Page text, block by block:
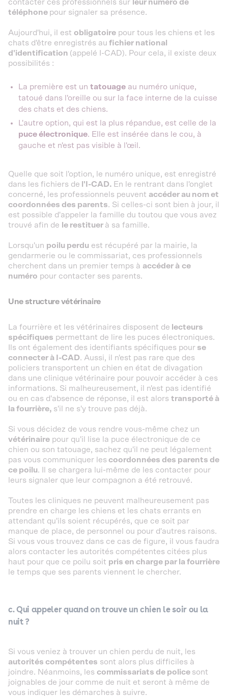
contacter ces professionnels sur leur numéro de
téléphone pour signaler sa présence.
Aujourd'hui, il est obligatoire pour tous les chiens et les
chats d'être enregistrés au fichier national
d'identification (appelé I-CAD). Pour cela, il existe deux
possibilités :
La première est un tatouage au numéro unique,
tatoué dans l'oreille ou sur la face interne de la cuisse
des chats et des chiens.
L'autre option, qui est la plus répandue, est celle de la
puce électronique. Elle est insérée dans le cou, à
gauche et n'est pas visible à l'œil.
Quelle que soit l'option, le numéro unique, est enregistré
dans les fichiers de l'I-CAD. En le rentrant dans l'onglet
concerné, les professionnels peuvent accéder au nom et
coordonnées des parents. Si celles-ci sont bien à jour, il
est possible d'appeler la famille du toutou que vous avez
trouvé afin de le restituer à sa famille.
Lorsqu'un poilu perdu est récupéré par la mairie, la
gendarmerie ou le commissariat, ces professionnels
cherchent dans un premier temps à accéder à ce
numéro pour contacter ses parents.
Une structure vétérinaire
La fourrière et les vétérinaires disposent de lecteurs
spécifiques permettant de lire les puces électroniques.
Ils ont également des identifiants spécifiques pour se
connecter à I-CAD. Aussi, il n'est pas rare que des
policiers transportent un chien en état de divagation
dans une clinique vétérinaire pour pouvoir accéder à ces
informations. Si malheureusement, il n'est pas identifié
ou en cas d'absence de réponse, il est alors transporté à
la fourrière, s'il ne s'y trouve pas déjà.
Si vous décidez de vous rendre vous-même chez un
vétérinaire pour qu'il lise la puce électronique de ce
chien ou son tatouage, sachez qu'il ne peut légalement
pas vous communiquer lescoordonnées des parents de
ce poilu. Il se chargera lui-même de les contacter pour
leurs signaler que leur compagnon a été retrouvé.
Toutes les cliniques ne peuvent malheureusement pas
prendre en charge les chiens et les chats errants en
attendant qu'ils soient récupérés, que ce soit par
manque de place, de personnel ou pour d'autres raisons.
Si vous vous trouvez dans ce cas de figure, il vous faudra
alors contacter les autorités compétentes citées plus
haut pour que ce poilu soit pris en charge par la fourrière
le temps que ses parents viennent le chercher.
c. Qui appeler quand on trouve un chien le soir ou la
nuit ?
Si vous veniez à trouver un chien perdu de nuit, les
autorités compétentes sont alors plus difficiles à
joindre. Néanmoins, les commissariats de police sont
joignables de jour comme de nuit et seront à même de
vous indiquer les démarches à suivre.